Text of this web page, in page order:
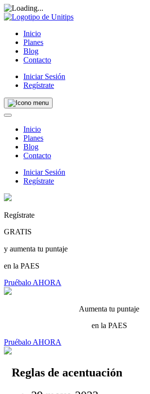
Inicio
Planes
Blog
Contacto
Iniciar Sesión
Regístrate
Inicio
Planes
Blog
Contacto
Iniciar Sesión
Regístrate
Regístrate
GRATIS
y aumenta tu puntaje
en la PAES
Pruébalo AHORA
Aumenta tu puntaje
en la PAES
Pruébalo AHORA
Reglas de acentuación